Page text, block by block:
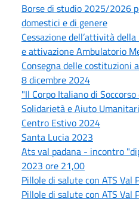
Borse di studio 2025/2026
domestici e di genere
Cessazione dell’attività
e attivazione Ambulatorio
Consegna delle costituzioni
8 dicembre 2024
"Il Corpo Italiano di
Solidarietà e Aiuto
Centro Estivo 2024
Santa Lucia 2023
Ats val padana - incontro
2023 ore 21,00
Pillole di salute con ATS Val
Pillole di salute con ATS Val